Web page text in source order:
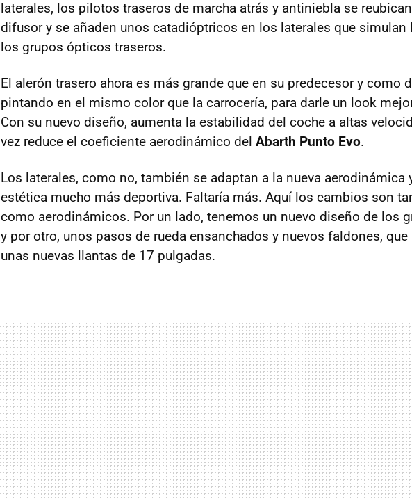
laterales, los pilotos traseros de marcha atrás y antiniebla se
difusor y se añaden unos catadióptricos en los laterales que simulan
los grupos ópticos traseros.
El alerón trasero ahora es más grande que en su predecesor y como
pintando en el mismo color que la carrocería, para darle un look
Con su nuevo diseño, aumenta la estabilidad del coche a altas
vez reduce el coeficiente aerodinámico del Abarth Punto Evo.
Los laterales, como no, también se adaptan a la nueva aerodinámica
estética mucho más deportiva. Faltaría más. Aquí los cambios son
como aerodinámicos. Por un lado, tenemos un nuevo diseño de los
y por otro, unos pasos de rueda ensanchados y nuevos faldones,
unas nuevas llantas de 17 pulgadas.